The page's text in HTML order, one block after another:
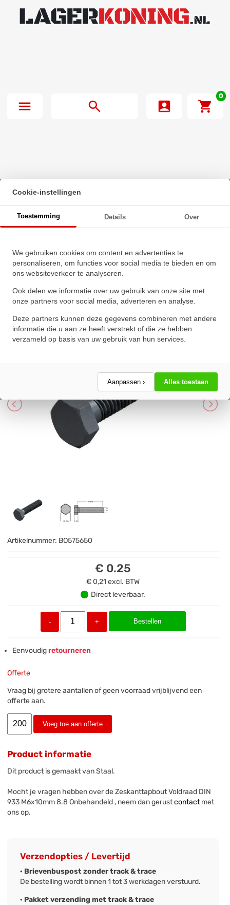
0
Beginpagina·
Zeskanttapbout Voldraad DIN 933 M6x10mm 8.8
Onbehandeld
Cookie-instellingen
Toestemming Details Over
We gebruiken cookies om content en advertenties te
personaliseren, om functies voor social media te bieden en om
ons websiteverkeer te analyseren.
Ook delen we informatie over uw gebruik van onze site met
onze partners voor social media, adverteren en analyse.
Deze partners kunnen deze gegevens combineren met andere
informatie die u aan ze heeft verstrekt of die ze hebben
verzameld op basis van uw gebruik van hun services.
Aanpassen › Alles toestaan
Zeskanttapbout Voldraad DIN
933 M6x10mm 8.8 Onbehandeld
★★★★★
★★★★★
Artikelnummer: BO575650
€ 0.25
€ 0,21 excl. BTW
Direct leverbaar.
- + Bestellen
Eenvoudigretourneren
Offerte
Vraag bij grotere aantallen of geen voorraad vrijblijvend een
offerte aan.
Voeg toe aan offerte
Product informatie
Dit product is gemaakt van Staal.
Mocht je vragen hebben over de Zeskanttapbout Voldraad DIN
933 M6x10mm 8.8 Onbehandeld , neem dan gerustcontactmet
ons op.
Verzendopties / Levertijd
· Brievenbuspost zonder track & trace
De bestelling wordt binnen 1 tot 3 werkdagen verstuurd.
· Pakket verzending met track & trace